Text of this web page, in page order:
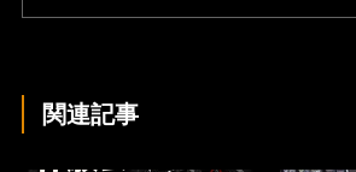
関連記事